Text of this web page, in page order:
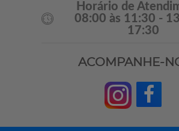
Horário de
08:00 às 11:30 -
17:30
ACOMPANHE-